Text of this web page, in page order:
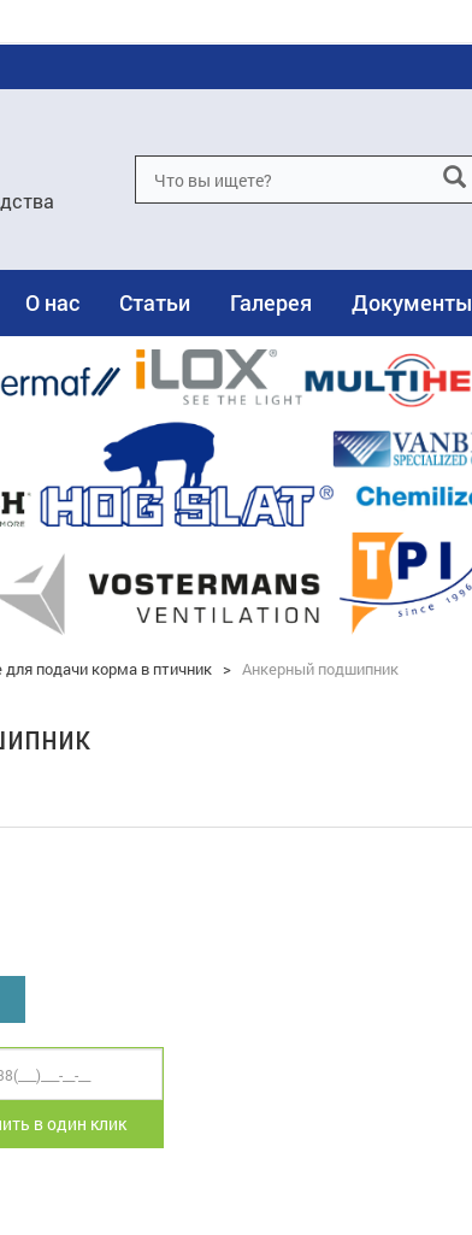
О нас Статьи Галерея Документы
подачи корма в птичник > Анкерный подшипник
в один клик